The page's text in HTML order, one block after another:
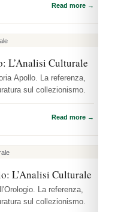
Read more →
L’Analisi Culturale
Apollo. La referenza,
sul collezionismo.
Read more →
L’Analisi Culturale
La referenza,
sul collezionismo.